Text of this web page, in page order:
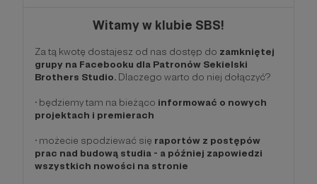
Witamy w klubie SBS!
Za tą kwotę dostajesz od nas dostęp do zamkniętej
grupy na Facebooku dla Patronów Sekielski
Brothers Studio. Dlaczego warto do niej dołączyć?
• będziemy tam na bieżąco informować o nowych
projektach i premierach
• możecie spodziewać się raportów z postępów
prac nad budową studia - a później zapowiedzi
wszystkich nowości na stronie